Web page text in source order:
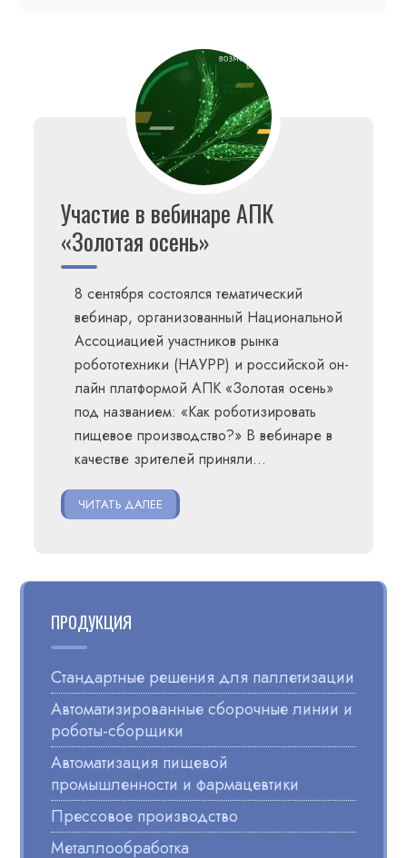
Участие в вебинаре АПК
«Золотая осень»
8 сентября состоялся тематический
вебинар, организованный Национальной
Ассоциацией участников рынка
робототехники (НАУРР) и российской он-
лайн платформой АПК «Золотая осень»
под названием: «Как роботизировать
пищевое производство?» В вебинаре в
качестве зрителей приняли…
ЧИТАТЬ ДАЛЕЕ
ПРОДУКЦИЯ
Стандартные решения для паллетизации
Автоматизированные сборочные линии и
роботы-сборщики
Автоматизация пищевой
промышленности и фармацевтики
Прессовое производство
Металлообработка